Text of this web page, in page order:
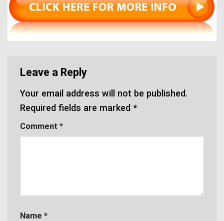
Leave a Reply
Your email address will not be published.
Required fields are marked *
Comment *
Name *